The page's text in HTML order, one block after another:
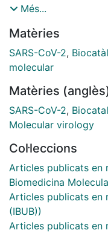
severe acute
(RdRp). Our study
natural triphosphate
triphosphate (the
recog- nized by
A comparison of
and antiviral
compared with ATP,
structurally very
against the
inhibitor of ATP. We
of reaction, finding
and displays a
Més...
Matèries
SARS-CoV-2,
molecular
Matèries
SARS-CoV-2,
Molecular virology
Col·leccions
Articles publicats en
Biomedicina
Articles publicats en
(IBUB))
Articles publicats en